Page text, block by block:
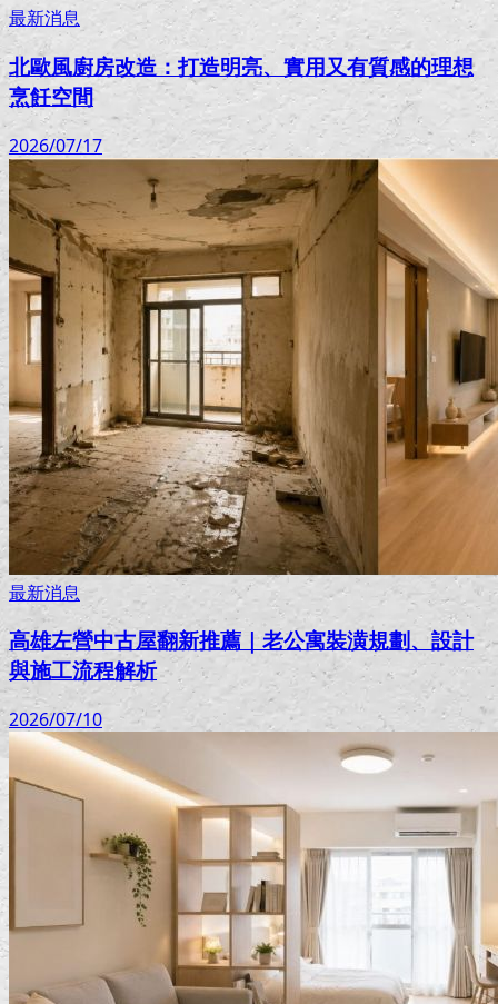
最新消息
北歐風廚房改造：打造明亮、實用又有質感的理想
烹飪空間
2026/07/17
最新消息
高雄左營中古屋翻新推薦｜老公寓裝潢規劃、設計
與施工流程解析
2026/07/10